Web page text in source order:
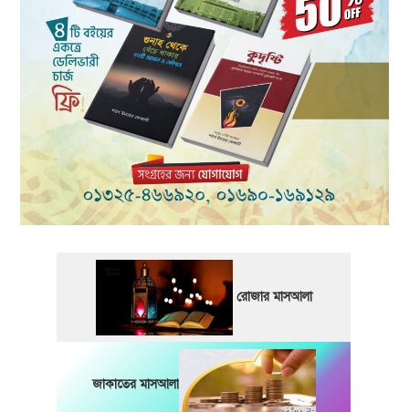
রোজার মাসআলা
জাকাতের মাসআলা